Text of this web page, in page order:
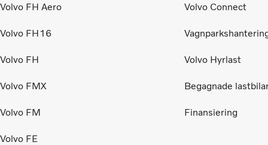
Volvo FH Aero
Volvo FH16
Volvo FH
Volvo FMX
Volvo FM
Volvo FE
Volvo Connect
Volvo Hyrlast
Begagnade
Finansiering